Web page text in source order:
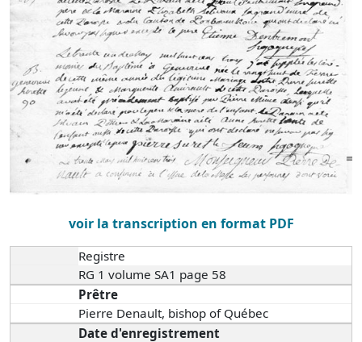
voir la transcription en format PDF
Registre
RG 1 volume SA1 page 58
Prêtre
Pierre Denault, bishop of Québec
Date d'enregistrement